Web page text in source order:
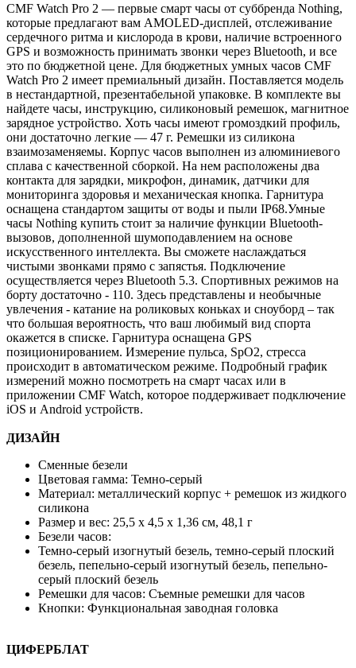
CMF Watch Pro 2 — первые смарт часы от суббренда Nothing,
которые предлагают вам AMOLED-дисплей, отслеживание
сердечного ритма и кислорода в крови, наличие встроенного
GPS и возможность принимать звонки через Bluetooth, и все
это по бюджетной цене. Для бюджетных умных часов CMF
Watch Pro 2 имеет премиальный дизайн. Поставляется модель
в нестандартной, презентабельной упаковке. В комплекте вы
найдете часы, инструкцию, силиконовый ремешок, магнитное
зарядное устройство. Хоть часы имеют громоздкий профиль,
они достаточно легкие — 47 г. Ремешки из силикона
взаимозаменяемы. Корпус часов выполнен из алюминиевого
сплава с качественной сборкой. На нем расположены два
контакта для зарядки, микрофон, динамик, датчики для
мониторинга здоровья и механическая кнопка. Гарнитура
оснащена стандартом защиты от воды и пыли IP68.Умные
часы Nothing купить стоит за наличие функции Bluetooth-
вызовов, дополненной шумоподавлением на основе
искусственного интеллекта. Вы сможете наслаждаться
чистыми звонками прямо с запястья. Подключение
осуществляется через Bluetooth 5.3. Спортивных режимов на
борту достаточно - 110. Здесь представлены и необычные
увлечения - катание на роликовых коньках и сноуборд – так
что большая вероятность, что ваш любимый вид спорта
окажется в списке. Гарнитура оснащена GPS
позиционированием. Измерение пульса, SpO2, стресса
происходит в автоматическом режиме. Подробный график
измерений можно посмотреть на смарт часах или в
приложении CMF Watch, которое поддерживает подключение
iOS и Android устройств.
ДИЗАЙН
Сменные безели
Цветовая гамма: Темно-серый
Материал: металлический корпус + ремешок из жидкого
силикона
Размер и вес: 25,5 x 4,5 x 1,36 см, 48,1 г
Безели часов:
Темно-серый изогнутый безель, темно-серый плоский
безель, пепельно-серый изогнутый безель, пепельно-
серый плоский безель
Ремешки для часов: Съемные ремешки для часов
Кнопки: Функциональная заводная головка
ЦИФЕРБЛАТ